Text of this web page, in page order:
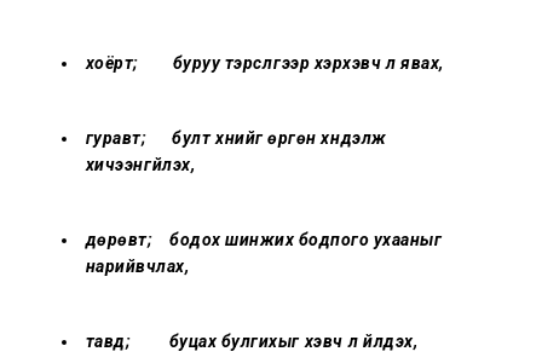
хоёрт; буруу тэрслүүгээр хэрхэвч үл явах,
гуравт; булт хүнийг өргөн хүндэлж
хичээнгүйлэх,
дөрөвт; бодох шинжих бодпого ухааныг
нарийвчлах,
тавд; буцах булгихыг үхэвч үл үйлдэх,